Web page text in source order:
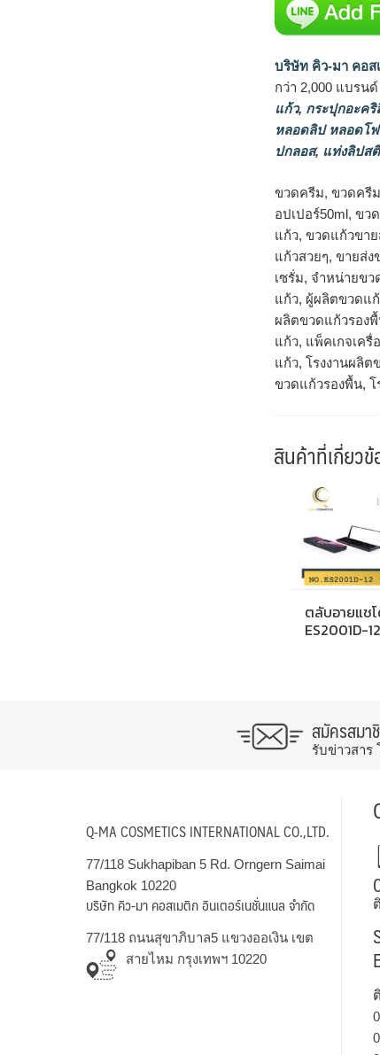
บริษัท คิว-มา คอส
กว่า 2,000 แบรน
แก้ว, กระปุกอะค
หลอดลิป หลอดโ
ปกลอส, แท่งลิปส
ขวดครีม, ขวดครีม
อปเปอร์50ml, ข
แก้ว, ขวดแก้วขา
แก้วสวยๆ, ขายส่
เซรั่ม, จำหน่ายข
แก้ว, ผู้ผลิตขวดแ
ผลิตขวดแก้วรอง
แก้ว, แพ็คเกจเครื่
แก้ว, โรงงานผลิต
ขวดแก้วรองพื้น, โ
สินค้าที่เกี่ยว
ตลับอายแช
ES2001D-12
สมัครสมา
รับข่าวสาร
Q-MA COSMETICS INTERNATIONAL CO.,LTD.
77/118 Sukhapiban 5 Rd. Orngern Saimai
Bangkok 10220
บริษัท คิว-มา คอสเมติก อินเตอร์เนชั่นแนล จำกัด
77/118 ถนนสุขาภิบาล5 แขวงออเงิน เขต
สายไหม กรุงเทพฯ 10220